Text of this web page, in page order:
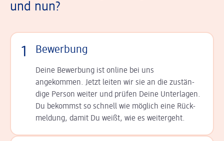
und nun?
1 Bewerbung
Deine Bewerbung ist online bei uns
angekommen. Jetzt leiten wir sie an die zu­stän­
dige Person weiter und prüfen Deine Unterlagen.
Du bekommst so schnell wie möglich eine Rück­
meldung, damit Du weißt, wie es weitergeht.